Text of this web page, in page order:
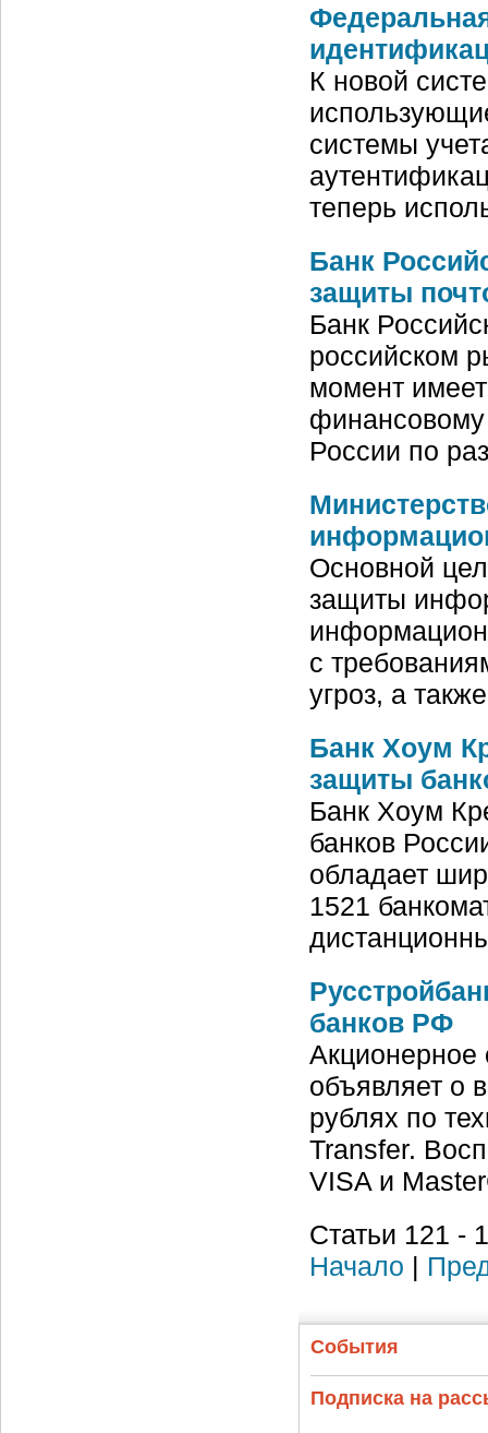
К новой
системы
теперь
Банк
защиты
Банк
российском
момент
финансовому
России по
Основной
защиты
с
угроз, а
Банк Хоум
защиты
Банк Хоум
банков
обладает
1521
банков РФ
объявляет о
рублях по
Transfer.
VISA и
Статьи 121 -
Начало |
События
Подписка на